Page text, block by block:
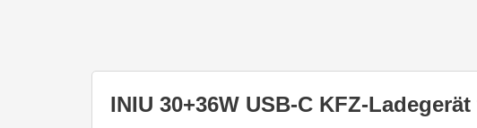
INIU 30+36W USB-C KFZ-